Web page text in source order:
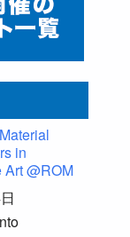
in
@ROM